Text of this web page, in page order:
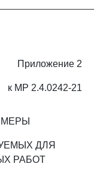
Приложение 2
к МР 2.4.0242-21
ДЛЯ
РАБОТ